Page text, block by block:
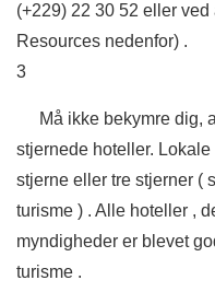
(+229) 22 30 52 eller
Resources nedenfor) .
3
Må ikke bekymre dig,
stjernede hoteller.
stjerne eller tre stjerner (
turisme ) . Alle hoteller ,
myndigheder er blevet
turisme .